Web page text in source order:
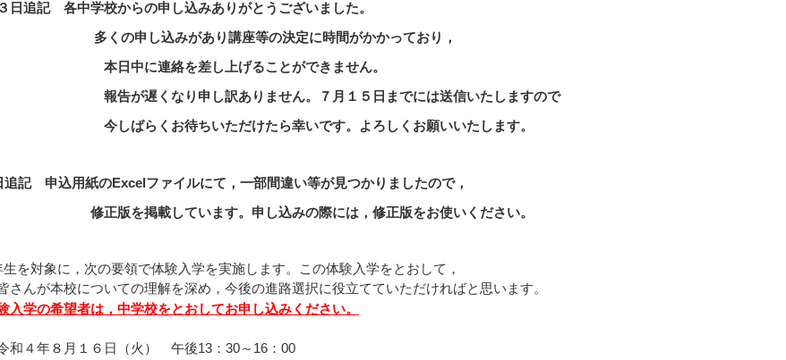
日追記 各中学校からの申し込みありがとうございました。
申し込みがあり講座等の決定に時間がかかっており，
に連絡を差し上げることができません。
遅くなり申し訳ありません。７月１５日までには送信いたしますので
らくお待ちいただけたら幸いです。よろしくお願いいたします。
記 申込用紙のExcelファイルにて，一部間違い等が見つかりましたので，
掲載しています。申し込みの際には，修正版をお使いください。
を対象に，次の要領で体験入学を実施します。この体験入学をとおして，
さんが本校についての理解を深め，今後の進路選択に役立てていただければと思います。
入学の希望者は，中学校をとおしてお申し込みください。
和４年８月１６日（火） 午後13：30～16：00